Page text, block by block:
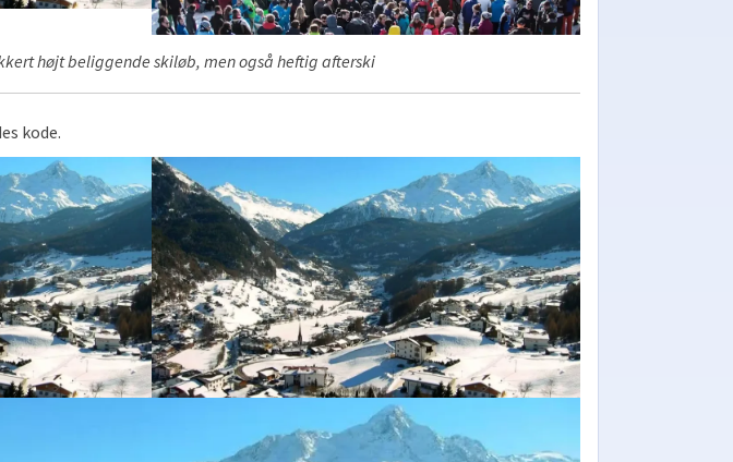
højt beliggende skiløb, men også heftig afterski
kode.